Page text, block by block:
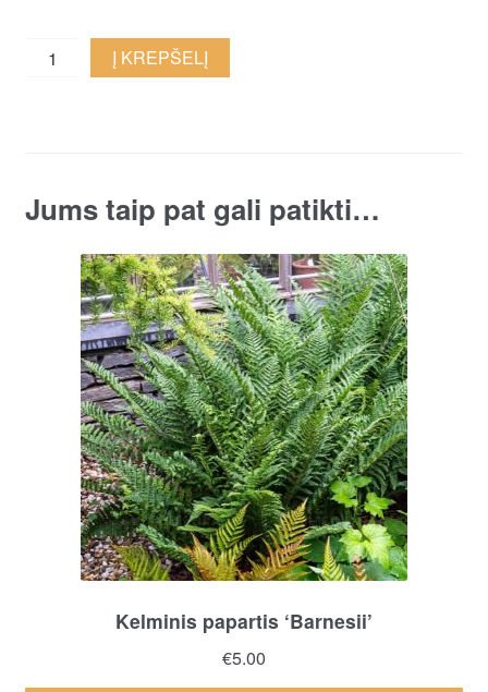
Briedlielinė
kalnarūtė
Į KREPŠELĮ
Jums taip pat gali patikti…
Kelminis papartis ‘Barnesii’
€5.00